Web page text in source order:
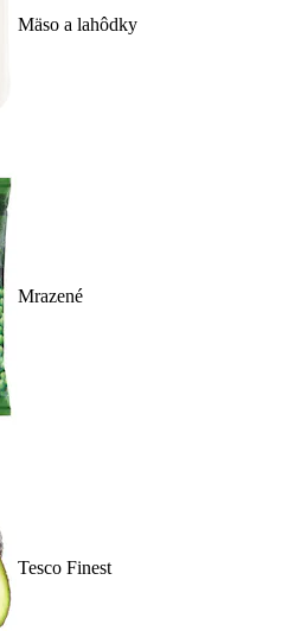
Mäso a lahôdky
Mrazené
Tesco Finest